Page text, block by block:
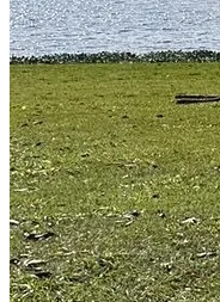
Vitória